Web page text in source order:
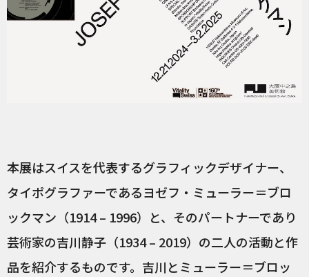
本展はスイスを代表するグラフィックデザイナー、
タイポグラファーであるヨゼフ・ミューラー＝ブロ
ックマン（1914 – 1996）と、そのパートナーであり
芸術家の吉川静子（1934 – 2019）の二人の活動と作
品を紹介するものです。吉川とミューラー＝ブロッ